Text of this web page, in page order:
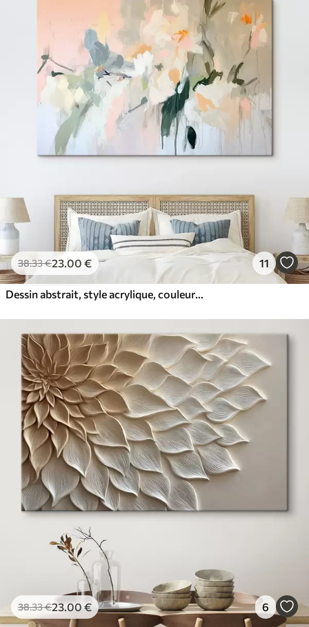
38.33€23.00 € 11
Dessin abstrait, style acrylique, couleurs douces et naturelles
38.33€23.00 € 6